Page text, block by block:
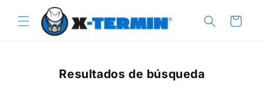
directamente
al contenido
Carrito
Resultados de búsqueda